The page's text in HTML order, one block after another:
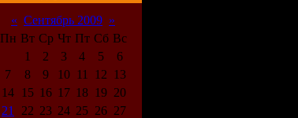
« Сентябрь 2009 »
Пн Вт Ср Чт Пт Сб Вс
1
2 3 4 5
6
7
8 9 10 11 12
13
14
15 16 17 18 19 20
21
22 23 24 25 26 27